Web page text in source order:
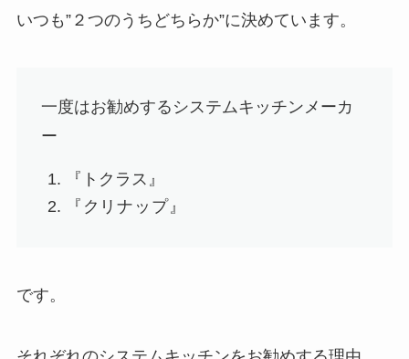
いつも”２つのうちどちらか”に決めています。
一度はお勧めするシステムキッチンメーカ
ー
『トクラス』
『クリナップ』
です。